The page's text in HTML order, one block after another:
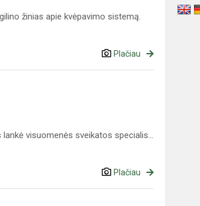
žinias apie kvėpavimo sistemą.
Plačiau
visuomenės sveikatos specialis...
Plačiau